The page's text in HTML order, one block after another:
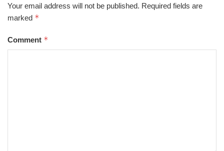
Your email address will not be published. Required fields are
marked *
Comment *